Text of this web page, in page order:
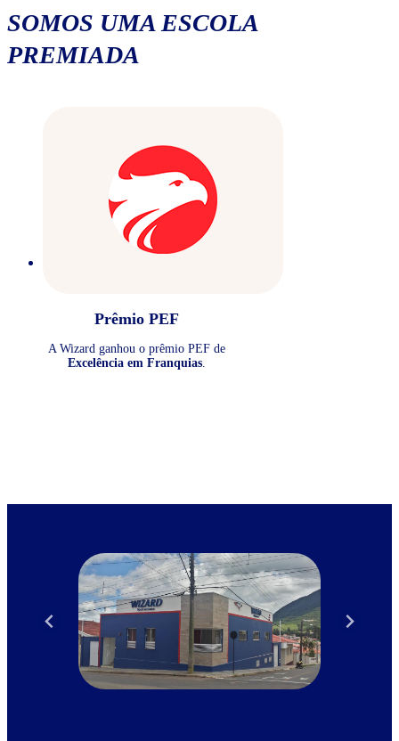
SOMOS UMA ESCOLA
PREMIADA
Prêmio PEF
A Wizard ganhou o prêmio PEF de
Excelência em Franquias.